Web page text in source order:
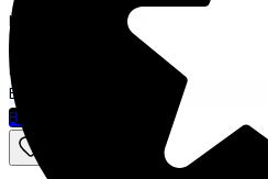
Leaseprijs p/m vanaf
€149,43
Prijs
Bespaar
Bekijk